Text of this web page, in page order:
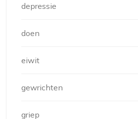
depressie
doen
eiwit
gewrichten
griep